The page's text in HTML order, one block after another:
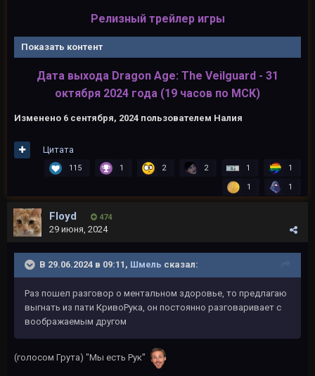
Релизный трейлер игры
Показать контент
Дата выхода Dragon Age: The Veilguard - 31
октября 2024 года (19 часов по МСК)
Изменено 6 сентября, 2024 пользователем Налия
115 1 2 2 1 1
1 1
Цитата
Floyd 474
29 июня, 2024
В 29.06.2024 в 09:11, Шмель сказал:
Раз пошел разговор о ментальном здоровье, то предлагаю
выгнать из пати КривоРука, он постоянно разговаривает с
воображаемым другом
(голосом Грута) "Мы есть Рук"